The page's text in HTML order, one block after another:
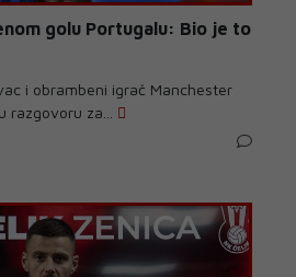
golu Portugalu: Bio je to
i obrambeni igrač Manchester
razgovoru za...